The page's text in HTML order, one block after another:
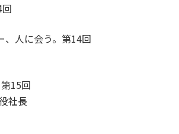
、人に会う。第14回
15回
社長